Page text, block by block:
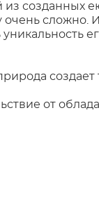
созданных
очень сложно.
создает
от